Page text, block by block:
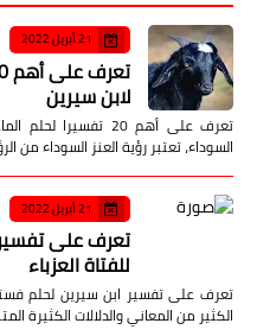
21 أبريل 2022
لابن سيرين
تعرف على أهم 20
السوداء، تعتبر رؤية العنز السوداء من
21 أبريل 2022
تعرف على
للفتاة العزباء
تعرف على تفسير ابن سيرين لحلم
الكثير من المعاني والدلالات الكثيرة